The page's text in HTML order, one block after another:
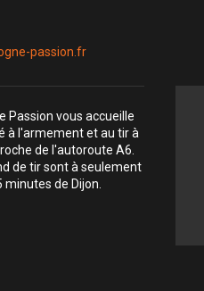
passion.fr
Passion vous accueille
à l'armement et au tir à
de l'autoroute A6.
de tir sont à seulement
minutes de Dijon.